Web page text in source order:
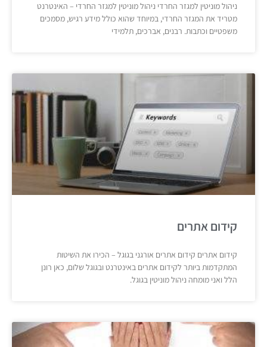
ניהול מוניטין למגזר החרדי ניהול מוניטין למגזר החרדי – האינטרנט
מטריד את המגזר החרדי, במיוחד שהוא כולל מידע רגיש, מסמכים
משפטיים וכתבות. רבנים, אברכים, תלמידי
קידום אתרים
קידום אתרים קידום אתרים אורגני בגוגל – הכירו את השיטות
המתקדמות ביותר לקידום אתרים באינטרנט ובגוגל שלום, כאן רונן
הלל ואני מומחה ניהול מוניטין בגוגל.